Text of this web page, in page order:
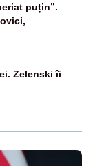
puțin”.
Zelenski îi